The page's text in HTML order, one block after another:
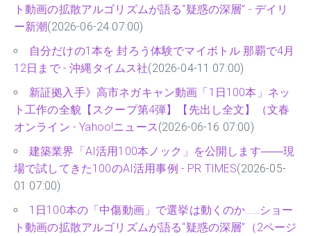
ト動画の拡散アルゴリズムが語る“疑惑の深層” - デイリ
ー新潮(2026-06-24 07:00)
自分だけの1本を 封ろう体験でマイボトル 那覇で4月
12日まで - 沖縄タイムス社(2026-04-11 07:00)
新証拠入手》高市ネガキャン動画「1日100本」ネッ
ト工作の全貌【スクープ第4弾】【先出し全文】（文春
オンライン - Yahoo!ニュース(2026-06-16 07:00)
建築業界「AI活用100本ノック」を公開します――現
場で試してきた100のAI活用事例 - PR TIMES(2026-05-
01 07:00)
1日100本の「中傷動画」で選挙は動くのか……ショー
ト動画の拡散アルゴリズムが語る“疑惑の深層”（2ページ